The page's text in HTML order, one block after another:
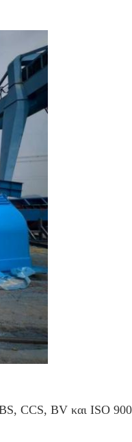
CCS, BV και ISO